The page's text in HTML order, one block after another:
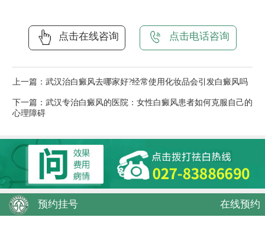
点击在线咨询 点击电话咨询
上一篇： 武汉治白癜风去哪家好?经常使用化妆品会引发白癜风吗
下一篇： 武汉专治白癜风的医院：女性白癜风患者如何克服自己的
心理障碍
预约挂号 在线预约